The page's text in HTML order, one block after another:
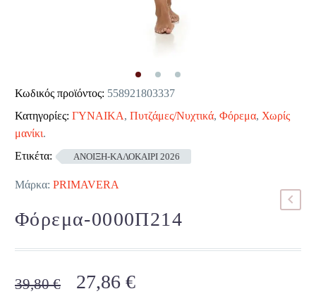
Κωδικός προϊόντος: 558921803337
Κατηγορίες: ΓΥΝΑΙΚΑ, Πυτζάμες/Νυχτικά, Φόρεμα, Χωρίς
μανίκι.
Ετικέτα:
ΑΝΟΙΞΗ-ΚΑΛΟΚΑΙΡΙ 2026
Μάρκα: PRIMAVERA
Φόρεμα-0000Π214
39,80€
Original
27,86 €Η